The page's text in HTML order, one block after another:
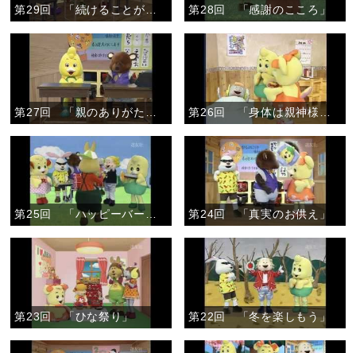
第29回 「続けることが大切」 第28回 「感謝のこころ」
第25回 「ハッピーバースデイ」 第24回 「真実のお供え」
第23回 「ひな祭り」 第22回 「冬を楽しもう」